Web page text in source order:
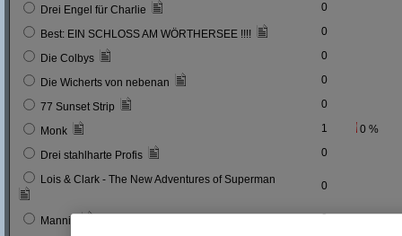
Drei Engel für Charlie 0
Best: EIN SCHLOSS AM WÖRTHERSEE !!!! 0
Die Colbys 0
Die Wicherts von nebenan 0
77 Sunset Strip 0
Monk 1 0 %
Drei stahlharte Profis 0
Lois & Clark - The New Adventures of Superman 0
Mannix 0